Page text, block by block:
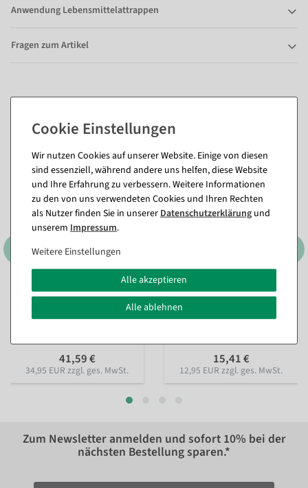
Anwendung Lebensmittelattrappen
Fragen zum Artikel
(8)
Erdbeersahne Torte
41,59 €
34,95 EUR zzgl. ges. MwSt.
Apfelkuchen Attrappe Ø
23cm
15,41 €
12,95 EUR zzgl. ges. MwSt.
Zum Newsletter anmelden und sofort 10% bei der
nächsten Bestellung sparen.*
Wir nutzen Cookies auf unserer Website. Einige von diesen
sind essenziell, während andere uns helfen, diese Website
und Ihre Erfahrung zu verbessern. Weitere Informationen
zu den von uns verwendeten Cookies und Ihren Rechten
als Nutzer finden Sie in unsererDaten­schutz­erklärung und
unserem Impressum.
Weitere Einstellungen
Alle akzeptieren
Alle ablehnen